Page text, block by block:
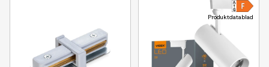
Produktdatablad